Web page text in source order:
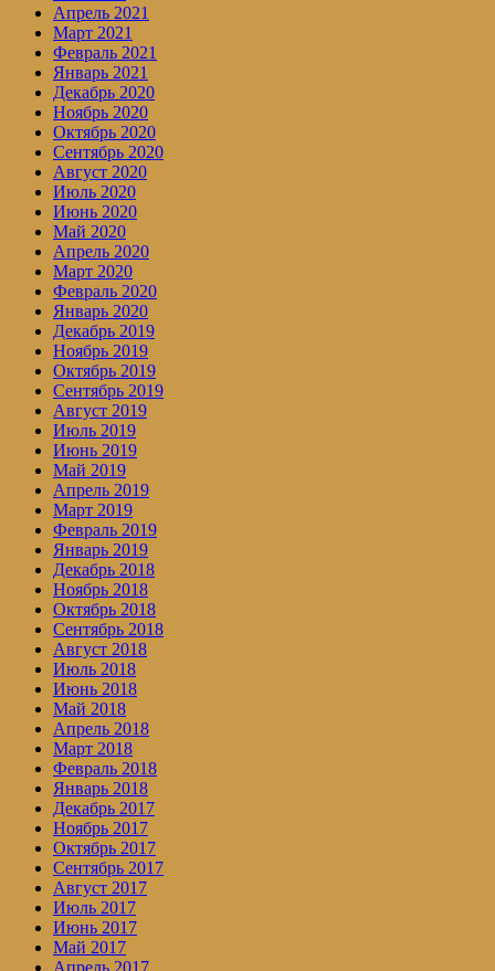
Апрель 2021
Март 2021
Февраль 2021
Январь 2021
Декабрь 2020
Ноябрь 2020
Октябрь 2020
Сентябрь 2020
Август 2020
Июль 2020
Июнь 2020
Май 2020
Апрель 2020
Март 2020
Февраль 2020
Январь 2020
Декабрь 2019
Ноябрь 2019
Октябрь 2019
Сентябрь 2019
Август 2019
Июль 2019
Июнь 2019
Май 2019
Апрель 2019
Март 2019
Февраль 2019
Январь 2019
Декабрь 2018
Ноябрь 2018
Октябрь 2018
Сентябрь 2018
Август 2018
Июль 2018
Июнь 2018
Май 2018
Апрель 2018
Март 2018
Февраль 2018
Январь 2018
Декабрь 2017
Ноябрь 2017
Октябрь 2017
Сентябрь 2017
Август 2017
Июль 2017
Июнь 2017
Май 2017